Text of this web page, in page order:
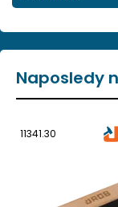
Naposledy
11341.30